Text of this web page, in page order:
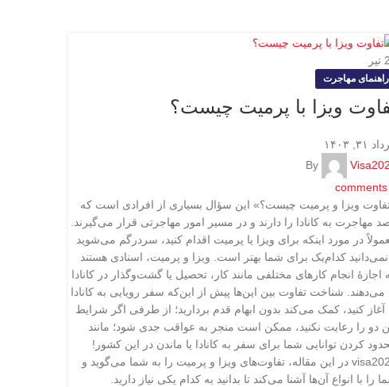
تیر
راهنمای مهاجرت
ویزا با پرمیت چیست؟
۳۱, ۱۴۰۳
By
comments
ویزا و پرمیت چیست؟» این سؤال بسیاری از افرادی‌ است که
مهاجرت به کانادا را دارند و در مسیر امور مهاجرتی قرار می‌گیرند.
در مورد اینکه برای ویزا یا پرمیت اقدام کنید، سردرگم می‌شوید
کدام‌یک برای شما بهتر است. ویزا و پرمیت، اسنادی هستند
اجازۀ انجام کارهای مختلفی مانند کار، تحصیل یا گشت‌و‌گذار در کانادا
می‌دهند. شناخت تفاوت بین این‌ها پیش از این‌که سفر رویایی به کانادا
آغاز کنید، کمک می‌کند بدون ابهام قدم بردارید؛ از طرفی اگر شرایط
دو را رعایت نکنید، ممکن است منجر به عواقب جدی شود؛ مانند
کردن توانایی شما برای سفر به کانادا یا ماندن در این کشور!
visa2020 در این مقاله، تفاوت‌های ویزا و پرمیت را به شما می‌گوید و
را با انواع آن‌ها آشنا می‌کند تا بدانید به کدام یکی نیاز دارید.